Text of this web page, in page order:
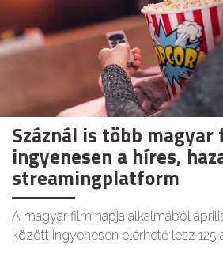
Száznál is több
ingyenesen a híres,
streamingplatform
A magyar film napja alkalmából
között ingyenesen elérhető lesz 125